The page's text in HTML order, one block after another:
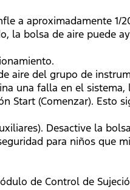
a aproximadamente 1/
la bolsa de aire puede
aire del grupo de
una falla en el
Start (Comenzar). Esto
Desactive la
para niños que
de Control de